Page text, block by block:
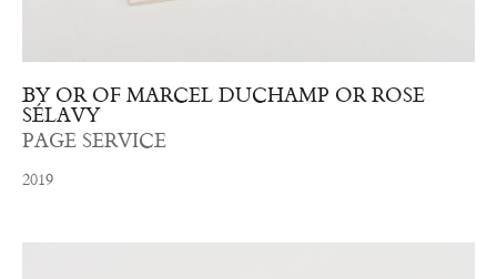
BY OR OF MARCEL DUCHAMP OR ROSE
SÉLAVY
PAGE SERVICE
2019